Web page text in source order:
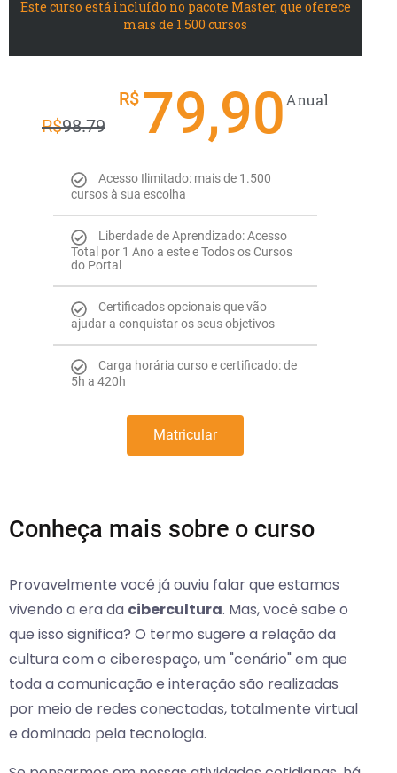
Este curso está incluído no pacote Master, que oferece
mais de 1.500 cursos
R$98.79
R$ 79,90Anual
Acesso Ilimitado: mais de 1.500
cursos à sua escolha
Liberdade de Aprendizado: Acesso
Total por 1 Ano a este e Todos os Cursos
do Portal
Certificados opcionais que vão
ajudar a conquistar os seus objetivos
Carga horária curso e certificado: de
5h a 420h
Matricular
Conheça mais sobre o curso
Provavelmente você já ouviu falar que estamos
vivendo a era da cibercultura. Mas, você sabe o
que isso significa? O termo sugere a relação da
cultura com o ciberespaço, um "cenário" em que
toda a comunicação e interação são realizadas
por meio de redes conectadas, totalmente virtual
e dominado pela tecnologia.